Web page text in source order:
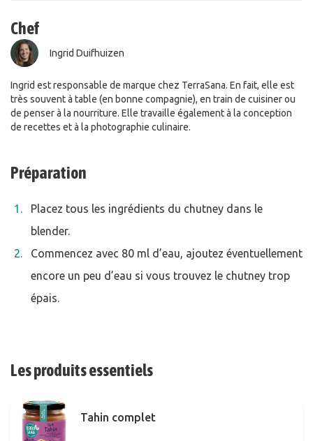
Chef
Ingrid Duifhuizen
Ingrid est responsable de marque chez TerraSana. En fait, elle est
très souvent à table (en bonne compagnie), en train de cuisiner ou
de penser à la nourriture. Elle travaille également à la conception
de recettes et à la photographie culinaire.
Préparation
Placez tous les ingrédients du chutney dans le
blender.
Commencez avec 80 ml d’eau, ajoutez éventuellement
encore un peu d’eau si vous trouvez le chutney trop
épais.
Les produits essentiels
Tahin complet